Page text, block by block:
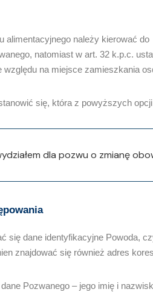
alimentacyjnego należy kierować
natomiast w art. 32 k.p.c.
względu na miejsce zamieszkania
się, która z powyższych
dla pozwu o zmianę
się dane identyfikacyjne Powoda,
znajdować się również adres
Pozwanego – jego imię i